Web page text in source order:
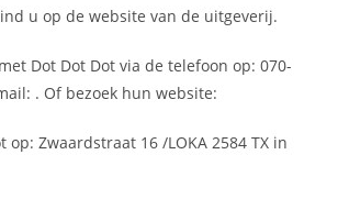
u op de website van de uitgeverij.
Dot Dot Dot via de telefoon op: 070-
. Of bezoek hun website:
op: Zwaardstraat 16 /LOKA 2584 TX in